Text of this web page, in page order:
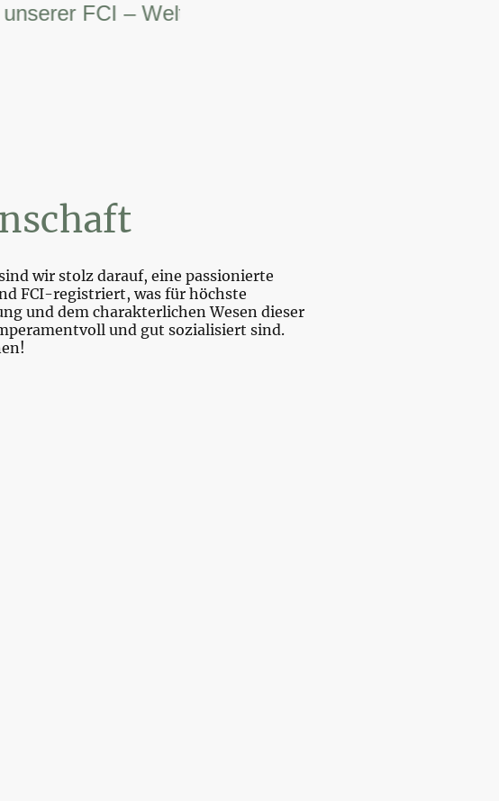
FCI – Weltsiegerin.
wir stolz darauf, eine passionierte
FCI-registriert, was für höchste
und dem charakterlichen Wesen dieser
und gut sozialisiert sind.